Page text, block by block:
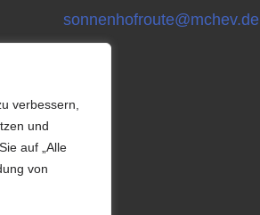
verbessern,
und
auf „Alle
von
sonnenhofroute@mchev.de